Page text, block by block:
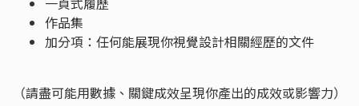
作品集
加分項：任何能展現你視覺設計相關經歷的文件
（請盡可能用數據、關鍵成效呈現你產出的成效或影響力）